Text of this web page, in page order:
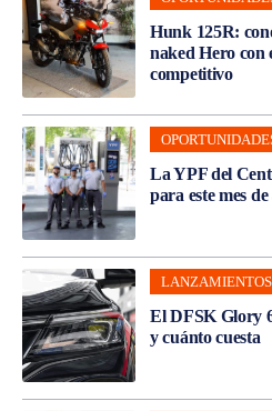
Hunk 125R:
naked Hero con
competitivo
La YPF del
para este mes de
LANZAMIENTOS
El DFSK Glory
y cuánto cuesta